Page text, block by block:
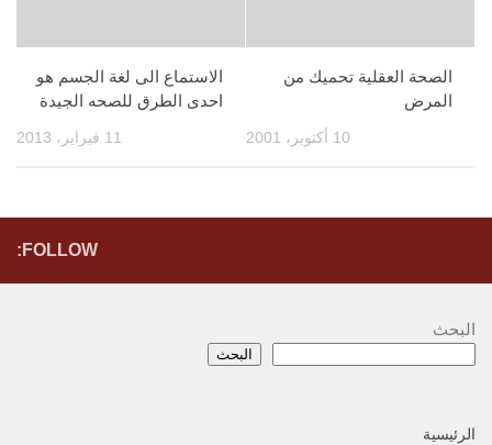
الاستماع الى لغة الجسم هو
احدى الطرق للصحه الجيدة
11 فبراير، 2013
الصحة العقلية تحميك من
المرض
10 أكتوبر، 2001
FOLLOW:
البحث
البحث
الرئيسية